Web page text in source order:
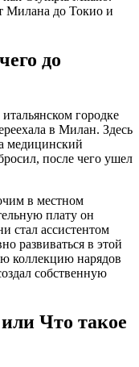
Милана до Токио и
до
городке
в Милан. Здесь
медицинский
после чего ушел
в местном
плату он
стал ассистентом
развиваться в этой
коллекцию нарядов
собственную
Что такое